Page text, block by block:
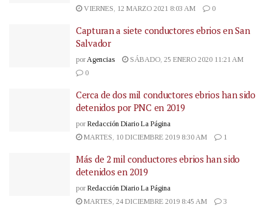
VIERNES, 12 MARZO 2021 8:03 AM
0
Capturan a siete conductores ebrios en San
Salvador
por Agencias
SÁBADO, 25 ENERO 2020 11:21 AM
0
Cerca de dos mil conductores ebrios han sido
detenidos por PNC en 2019
por Redacción Diario La Página
MARTES, 10 DICIEMBRE 2019 8:30 AM
1
Más de 2 mil conductores ebrios han sido
detenidos en 2019
por Redacción Diario La Página
MARTES, 24 DICIEMBRE 2019 8:45 AM
3